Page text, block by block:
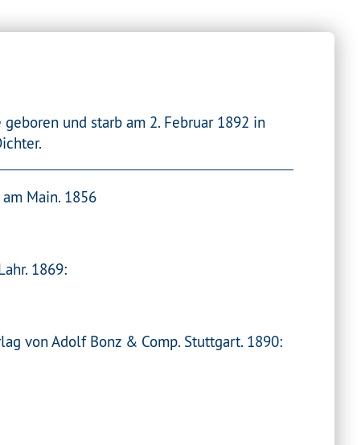
und starb am 2. Februar 1892 in
Main. 1856
1869:
von Adolf Bonz & Comp. Stuttgart. 1890: